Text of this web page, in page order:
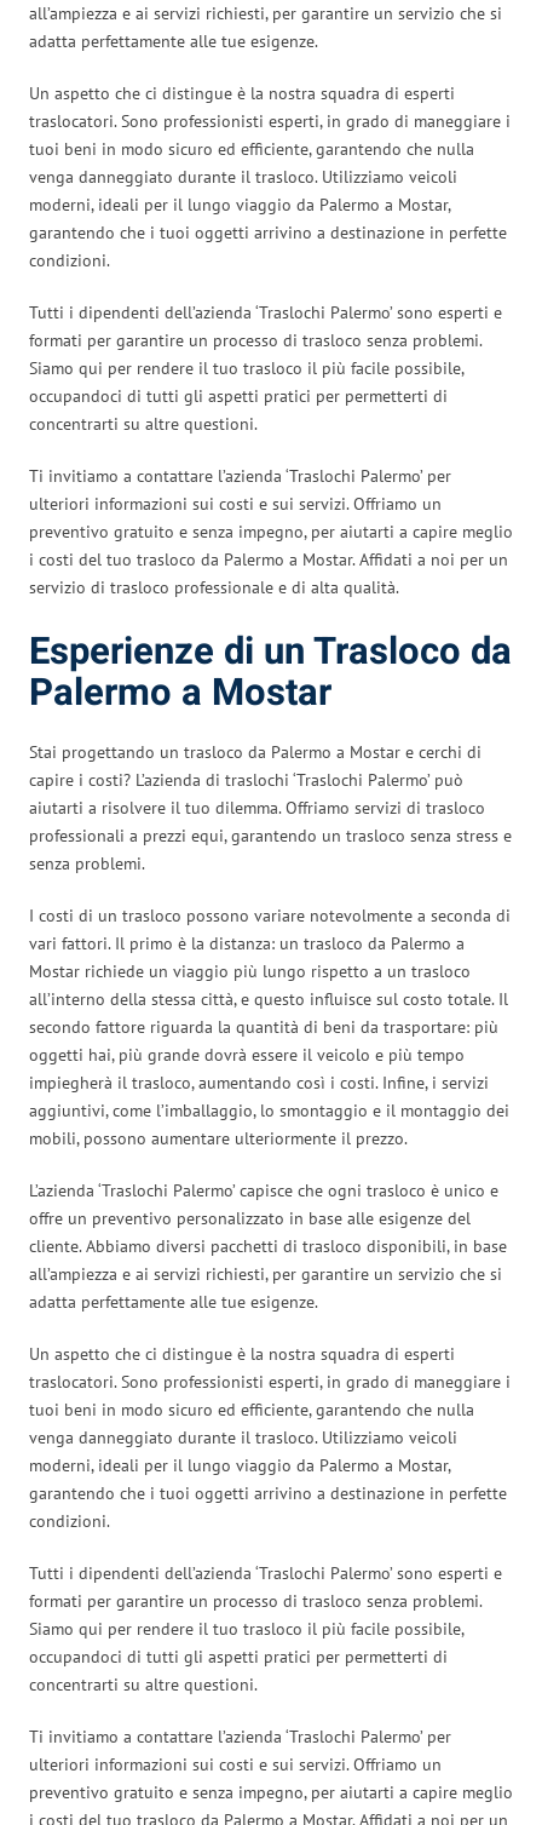
all’ampiezza e ai servizi richiesti, per garantire un servizio che si
adatta perfettamente alle tue esigenze.
Un aspetto che ci distingue è la nostra squadra di esperti
traslocatori. Sono professionisti esperti, in grado di maneggiare i
tuoi beni in modo sicuro ed efficiente, garantendo che nulla
venga danneggiato durante il trasloco. Utilizziamo veicoli
moderni, ideali per il lungo viaggio da Palermo a Mostar,
garantendo che i tuoi oggetti arrivino a destinazione in perfette
condizioni.
Tutti i dipendenti dell’azienda ‘Traslochi Palermo’ sono esperti e
formati per garantire un processo di trasloco senza problemi.
Siamo qui per rendere il tuo trasloco il più facile possibile,
occupandoci di tutti gli aspetti pratici per permetterti di
concentrarti su altre questioni.
Ti invitiamo a contattare l’azienda ‘Traslochi Palermo’ per
ulteriori informazioni sui costi e sui servizi. Offriamo un
preventivo gratuito e senza impegno, per aiutarti a capire meglio
i costi del tuo trasloco da Palermo a Mostar. Affidati a noi per un
servizio di trasloco professionale e di alta qualità.
Esperienze di un Trasloco da
Palermo a Mostar
Stai progettando un trasloco da Palermo a Mostar e cerchi di
capire i costi? L’azienda di traslochi ‘Traslochi Palermo’ può
aiutarti a risolvere il tuo dilemma. Offriamo servizi di trasloco
professionali a prezzi equi, garantendo un trasloco senza stress e
senza problemi.
I costi di un trasloco possono variare notevolmente a seconda di
vari fattori. Il primo è la distanza: un trasloco da Palermo a
Mostar richiede un viaggio più lungo rispetto a un trasloco
all’interno della stessa città, e questo influisce sul costo totale. Il
secondo fattore riguarda la quantità di beni da trasportare: più
oggetti hai, più grande dovrà essere il veicolo e più tempo
impiegherà il trasloco, aumentando così i costi. Infine, i servizi
aggiuntivi, come l’imballaggio, lo smontaggio e il montaggio dei
mobili, possono aumentare ulteriormente il prezzo.
L’azienda ‘Traslochi Palermo’ capisce che ogni trasloco è unico e
offre un preventivo personalizzato in base alle esigenze del
cliente. Abbiamo diversi pacchetti di trasloco disponibili, in base
all’ampiezza e ai servizi richiesti, per garantire un servizio che si
adatta perfettamente alle tue esigenze.
Un aspetto che ci distingue è la nostra squadra di esperti
traslocatori. Sono professionisti esperti, in grado di maneggiare i
tuoi beni in modo sicuro ed efficiente, garantendo che nulla
venga danneggiato durante il trasloco. Utilizziamo veicoli
moderni, ideali per il lungo viaggio da Palermo a Mostar,
garantendo che i tuoi oggetti arrivino a destinazione in perfette
condizioni.
Tutti i dipendenti dell’azienda ‘Traslochi Palermo’ sono esperti e
formati per garantire un processo di trasloco senza problemi.
Siamo qui per rendere il tuo trasloco il più facile possibile,
occupandoci di tutti gli aspetti pratici per permetterti di
concentrarti su altre questioni.
Ti invitiamo a contattare l’azienda ‘Traslochi Palermo’ per
ulteriori informazioni sui costi e sui servizi. Offriamo un
preventivo gratuito e senza impegno, per aiutarti a capire meglio
i costi del tuo trasloco da Palermo a Mostar. Affidati a noi per un